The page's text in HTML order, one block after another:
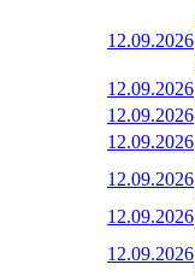
12.09.2026
12.09.2026
12.09.2026
12.09.2026
12.09.2026
12.09.2026
12.09.2026